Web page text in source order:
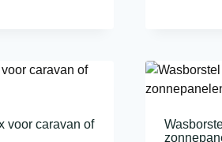
voor caravan of